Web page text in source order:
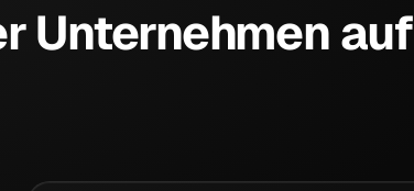
Unternehmen auf